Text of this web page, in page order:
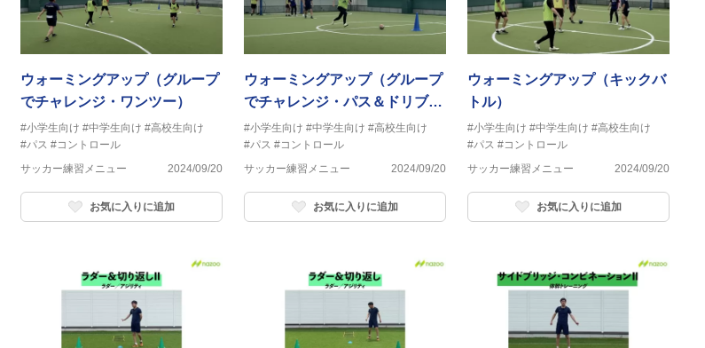
ウォーミングアップ（グループ
でチャレンジ・ワンツー）
#小学生向け #中学生向け #高校生向け
#パス #コントロール
サッカー練習メニュー
2024/09/20
お気に入りに追加
ウォーミングアップ（グループ
でチャレンジ・パス＆ドリブ
ル）
#小学生向け #中学生向け #高校生向け
#パス #コントロール
サッカー練習メニュー
2024/09/20
お気に入りに追加
ウォーミングアップ（キックバ
トル）
#小学生向け #中学生向け #高校生向け
#パス #コントロール
サッカー練習メニュー
2024/09/20
お気に入りに追加